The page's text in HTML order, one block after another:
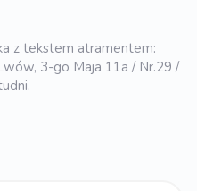
z tekstem atramentem:
3-go Maja 11a / Nr.29 /